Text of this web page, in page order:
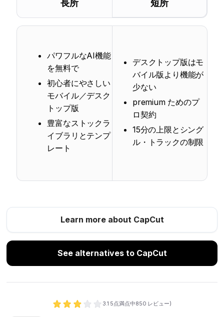
長所 短所
パワフルなAI機能
を無料で
初心者にやさしい
モバイル／デスク
トップ版
豊富なストックラ
イブラリとテンプ
レート
デスクトップ版はモ
バイル版より機能が
少ない
premium ためのプ
ロ契約
15分の上限とシング
ル・トラックの制限
Learn more about CapCut
See alternatives to CapCut
3.1 5点満点中850 レビュー)